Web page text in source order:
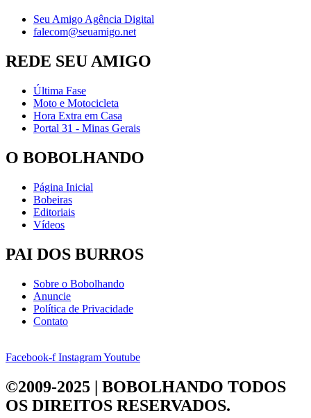
Seu Amigo Agência Digital
falecom@seuamigo.net
REDE SEU AMIGO
Última Fase
Moto e Motocicleta
Hora Extra em Casa
Portal 31 - Minas Gerais
O BOBOLHANDO
Página Inicial
Bobeiras
Editoriais
Vídeos
PAI DOS BURROS
Sobre o Bobolhando
Anuncie
Política de Privacidade
Contato
Facebook-f InstagramYoutube
©2009-2025 | BOBOLHANDO TODOS
OS DIREITOS RESERVADOS.